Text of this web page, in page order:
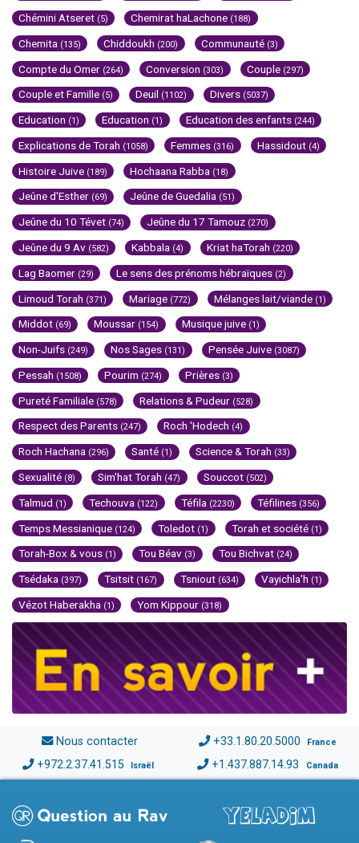
Chémini Atseret (5) Chemirat haLachone (188)
Chemita (135) Chiddoukh (200) Communauté (3)
Compte du Omer (264) Conversion (303) Couple (297)
Couple et Famille (5) Deuil (1102) Divers (5037)
Education (1) Education (1) Education des enfants (244)
Explications de Torah (1058) Femmes (316) Hassidout (4)
Histoire Juive (189) Hochaana Rabba (18)
Jeûne d'Esther (69) Jeûne de Guedalia (51)
Jeûne du 10 Tévet (74) Jeûne du 17 Tamouz (270)
Jeûne du 9 Av (582) Kabbala (4) Kriat haTorah (220)
Lag Baomer (29) Le sens des prénoms hébraïques (2)
Limoud Torah (371) Mariage (772) Mélanges lait/viande (1)
Middot (69) Moussar (154) Musique juive (1)
Non-Juifs (249) Nos Sages (131) Pensée Juive (3087)
Pessah (1508) Pourim (274) Prières (3)
Pureté Familiale (578) Relations & Pudeur (528)
Respect des Parents (247) Roch 'Hodech (4)
Roch Hachana (296) Santé (1) Science & Torah (33)
Sexualité (8) Sim'hat Torah (47) Souccot (502)
Talmud (1) Techouva (122) Téfila (2230) Téfilines (356)
Temps Messianique (124) Toledot (1) Torah et société (1)
Torah-Box & vous (1) Tou Béav (3) Tou Bichvat (24)
Tsédaka (397) Tsitsit (167) Tsniout (634) Vayichla'h (1)
Vézot Haberakha (1) Yom Kippour (318)
Nous contacter +33.1.80.20.5000 France
+972.2.37.41.515 Israël +1.437.887.14.93 Canada